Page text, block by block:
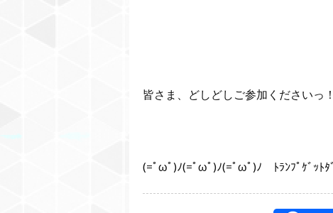
皆さま、どしどしご参加くださいっ
(=ﾟωﾟ)ﾉ(=ﾟωﾟ)ﾉ(=ﾟωﾟ)ﾉ ﾄﾗﾝﾌﾟｹﾞｯﾄﾀ